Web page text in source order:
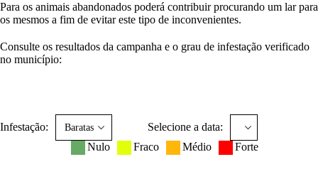
Para os animais abandonados poderá contribuir procurando um lar para
os mesmos a fim de evitar este tipo de inconvenientes.
Consulte os resultados da campanha e o grau de infestação verificado
no município:
Infestação:
Selecione a data:
Nulo
Fraco Médio Forte